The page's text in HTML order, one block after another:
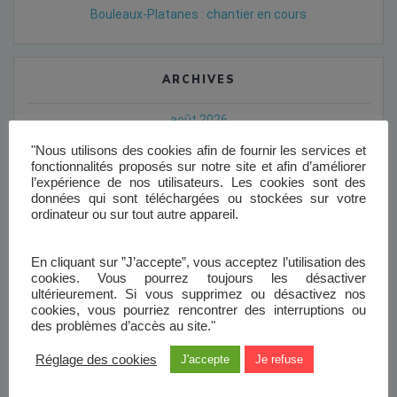
Bouleaux-Platanes : chantier en cours
ARCHIVES
août 2026
juin 2026
mai 2026
février 2026
janvier 2026
décembre 2025
novembre 2025
octobre 2025
"Nous utilisons des cookies afin de fournir les services et
fonctionnalités proposés sur notre site et afin d’améliorer
l’expérience de nos utilisateurs. Les cookies sont des
données qui sont téléchargées ou stockées sur votre
ordinateur ou sur tout autre appareil.
En cliquant sur ”J’accepte”, vous acceptez l’utilisation des
cookies. Vous pourrez toujours les désactiver
ultérieurement. Si vous supprimez ou désactivez nos
cookies, vous pourriez rencontrer des interruptions ou
des problèmes d’accès au site."
Réglage des cookies J'accepte Je refuse